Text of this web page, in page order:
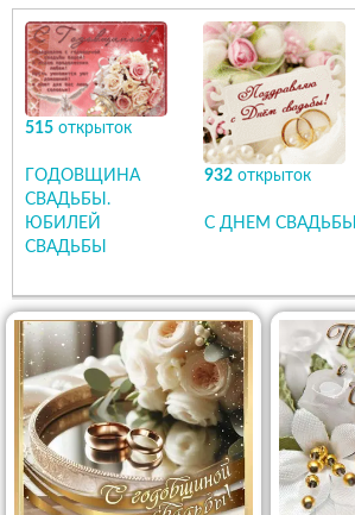
515 открыток
ГОДОВЩИНА
СВАДЬБЫ.
ЮБИЛЕЙ
СВАДЬБЫ
932открыток
С ДНЕМ СВАДЬБЫ